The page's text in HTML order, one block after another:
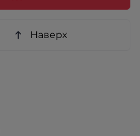
Наверх